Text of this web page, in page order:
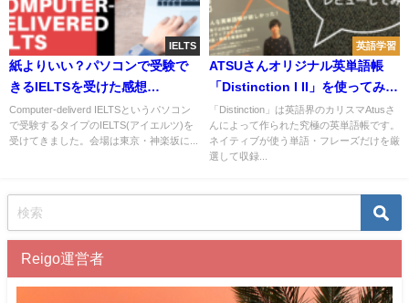
IELTS
紙よりいい？パソコンで受験で
きるIELTSを受けた感想
【Computer-delivererd IELTS
in 東京】
Computer-deliverd IELTSというパソコン
で受験するタイプのIELTS(アイエルツ)を
受けてきました。会場は東京・神楽坂に...
英語学習
ATSUさんオリジナル英単語帳
「Distinction I II」を使ってみた
感想
「Distinction」は英語界のカリスマAtusさ
んによって作られた究極の英単語帳です。
ネイティブが使う単語・フレーズだけを厳
選して収録...
Reigo運営者